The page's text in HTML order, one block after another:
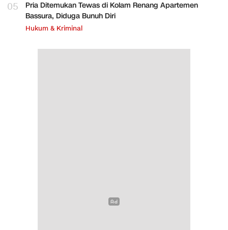
05
Pria Ditemukan Tewas di Kolam Renang Apartemen
Bassura, Diduga Bunuh Diri
Hukum & Kriminal